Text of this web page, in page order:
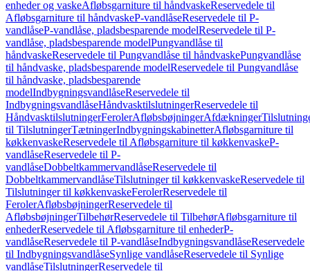
enheder og vaskeAfløbsgarniture til håndvaskeReservedele til
Afløbsgarniture til håndvaskeP-vandlåseReservedele til P-
vandlåseP-vandlåse, pladsbesparende modelReservedele til P-
vandlåse, pladsbesparende modelPungvandlåse til
håndvaskeReservedele til Pungvandlåse til håndvaskePungvandlåse
til håndvaske, pladsbesparende modelReservedele til Pungvandlåse
til håndvaske, pladsbesparende
modelIndbygningsvandlåseReservedele til
IndbygningsvandlåseHåndvasktilslutningerReservedele til
HåndvasktilslutningerFerolerAfløbsbøjningerAfdækninger
til TilslutningerTætningerIndbygningskabinetterAfløbsgarniture til
køkkenvaskeReservedele til Afløbsgarniture til køkkenvaskeP-
vandlåseReservedele til P-
vandlåseDobbeltkammervandlåseReservedele til
DobbeltkammervandlåseTilslutninger til køkkenvaskeReservedele til
Tilslutninger til køkkenvaskeFerolerReservedele til
FerolerAfløbsbøjningerReservedele til
AfløbsbøjningerTilbehørReservedele til TilbehørAfløbsgarniture til
enhederReservedele til Afløbsgarniture til enhederP-
vandlåseReservedele til P-vandlåseIndbygningsvandlåseReservedele
til IndbygningsvandlåseSynlige vandlåseReservedele til Synlige
vandlåseTilslutningerReservedele til